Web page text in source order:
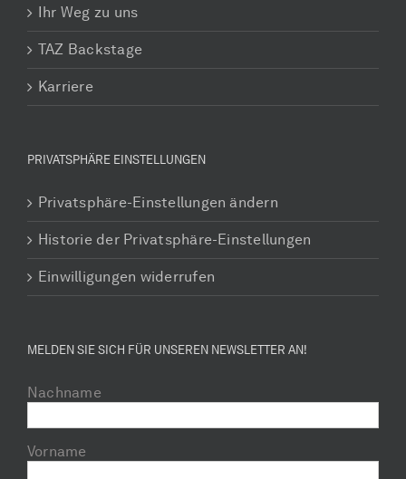
Ihr Weg zu uns
TAZ Backstage
Karriere
PRIVATSPHÄRE EINSTELLUNGEN
Privatsphäre-Einstellungen ändern
Historie der Privatsphäre-Einstellungen
Einwilligungen widerrufen
MELDEN SIE SICH FÜR UNSEREN NEWSLETTER AN!
Nachname
Vorname